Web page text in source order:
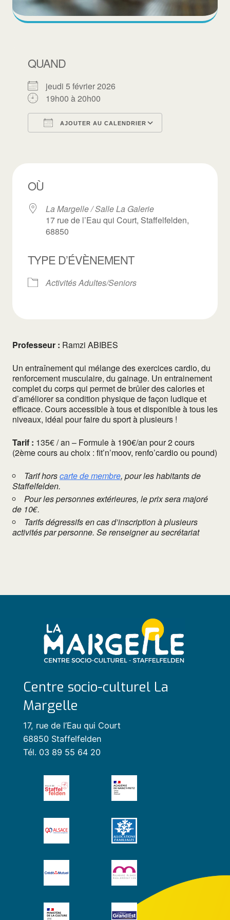
QUAND
jeudi 5 février 2026
19h00 à 20h00
AJOUTER AU CALENDRIER
OÙ
La Margelle / Salle La Galerie
17 rue de l’Eau qui Court, Staffelfelden,
68850
TYPE D’ÉVÈNEMENT
Activités Adultes/Seniors
Professeur : Ramzi ABIBES
Un entraînement qui mélange des exercices cardio, du
renforcement musculaire, du gainage. Un entrainement
complet du corps qui permet de brûler des calories et
d’améliorer sa condition physique de façon ludique et
efficace. Cours accessible à tous et disponible à tous les
niveaux, idéal pour faire du sport à plusieurs !
Tarif : 135€ / an – Formule à 190€/an pour 2 cours
(2ème cours au choix : fit’n’moov, renfo’cardio ou pound)
Tarif horscarte de membre, pour les habitants de
Staffelfelden.
Pour les personnes extérieures, le prix sera majoré
de 10€.
Tarifs dégressifs en cas d’inscription à plusieurs
activités par personne. Se renseigner au secrétariat
Centre socio-culturel La
Margelle
17, rue de l’Eau qui Court
68850 Staffelfelden
Tél. 03 89 55 64 20